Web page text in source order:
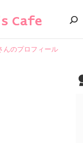
んのプロフィール